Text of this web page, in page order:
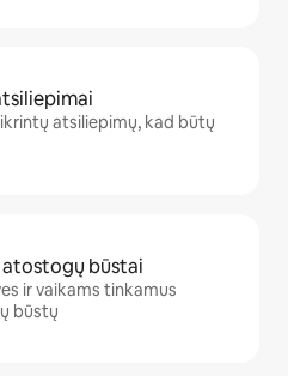
atsiliepimų, kad būtų
būstai
ir vaikams tinkamus
būstų